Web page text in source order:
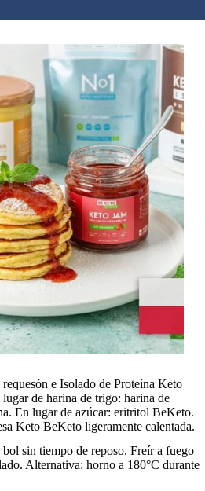
e Isolado de Proteína Keto
de harina de trigo: harina de
En lugar de azúcar: eritritol BeKeto.
Keto BeKeto ligeramente calentada.
sin tiempo de reposo. Freír a fuego
Alternativa: horno a 180°C durante